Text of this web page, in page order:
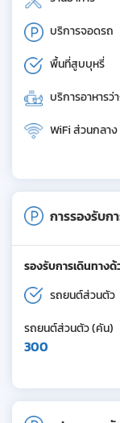
บริการจอดรถ
พื้นที่สูบบุหรี่
บริการอาหารว่
WiFi ส่วนกลาง
การรองรับก
รองรับการเดินทางด้
รถยนต์ส่วนตัว
รถยนต์ส่วนตัว (คัน)
300